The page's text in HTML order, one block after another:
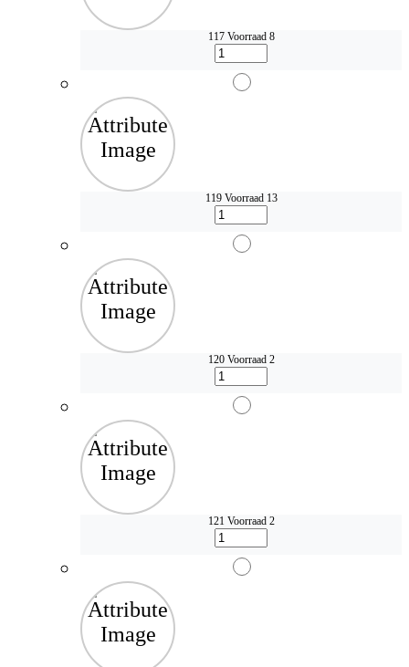
117 Voorraad 8
119 Voorraad 13
120 Voorraad 2
121 Voorraad 2